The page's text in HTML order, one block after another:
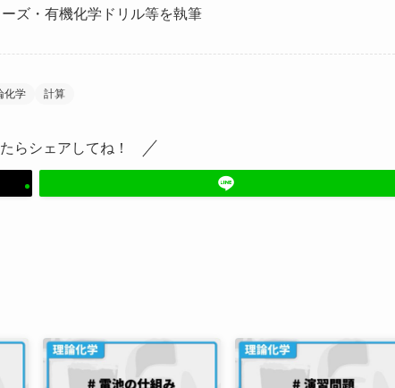
ズ・有機化学ドリル等を執筆
化学 計算
らシェアしてね！